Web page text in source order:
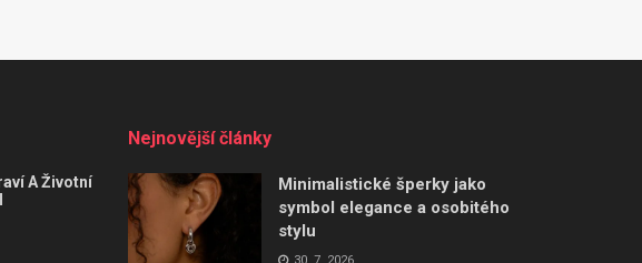
A Životní
Nejnovější články
Minimalistické šperky jako
symbol elegance a osobitého
stylu